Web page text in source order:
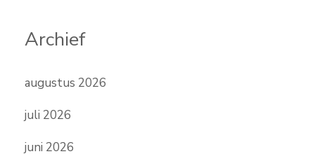
Archief
augustus 2026
juli 2026
juni 2026